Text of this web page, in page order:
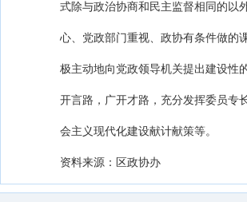
式除与政治协商和民主监督相同的以
心、党政部门重视、政协有条件做的
极主动地向党政领导机关提出建设性
开言路，广开才路，充分发挥委员专
会主义现代化建设献计献策等。
资料来源：区政协办